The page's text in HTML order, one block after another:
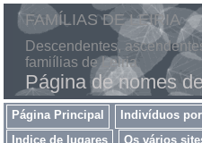
FAMÍLIAS DE LEIRIA
Descendentes,
famiílias de Leiria
Página de nomes
Página Principal Indivíduos
Indice de lugares
Os vários